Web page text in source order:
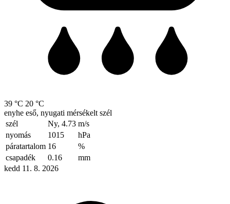
39 °C 20 °C
enyhe eső, nyugati mérsékelt szél
szél
Ny, 4.73 m/s
nyomás
1015
hPa
páratartalom 16
%
csapadék
0.16
mm
kedd 11. 8. 2026